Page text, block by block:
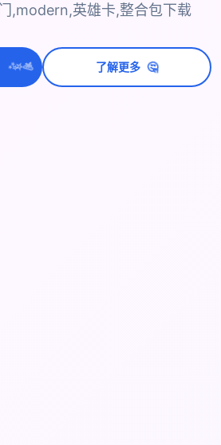
,modern,英雄卡,整合包下载
✨
⭐💫 了解更多 🤔